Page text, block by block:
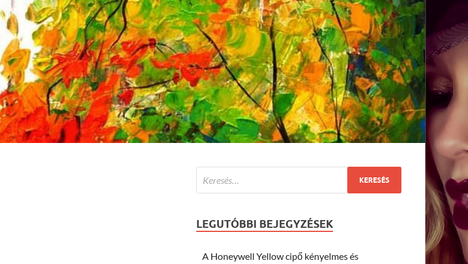
LEGUTÓBBI BEJEGYZÉSEK
A Honeywell Yellow cipő kényelmes és